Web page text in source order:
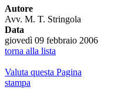
Autore
Avv. M. T. Stringola
Data
giovedì 09 febbraio 2006
torna alla lista
Valuta questa Pagina
stampa